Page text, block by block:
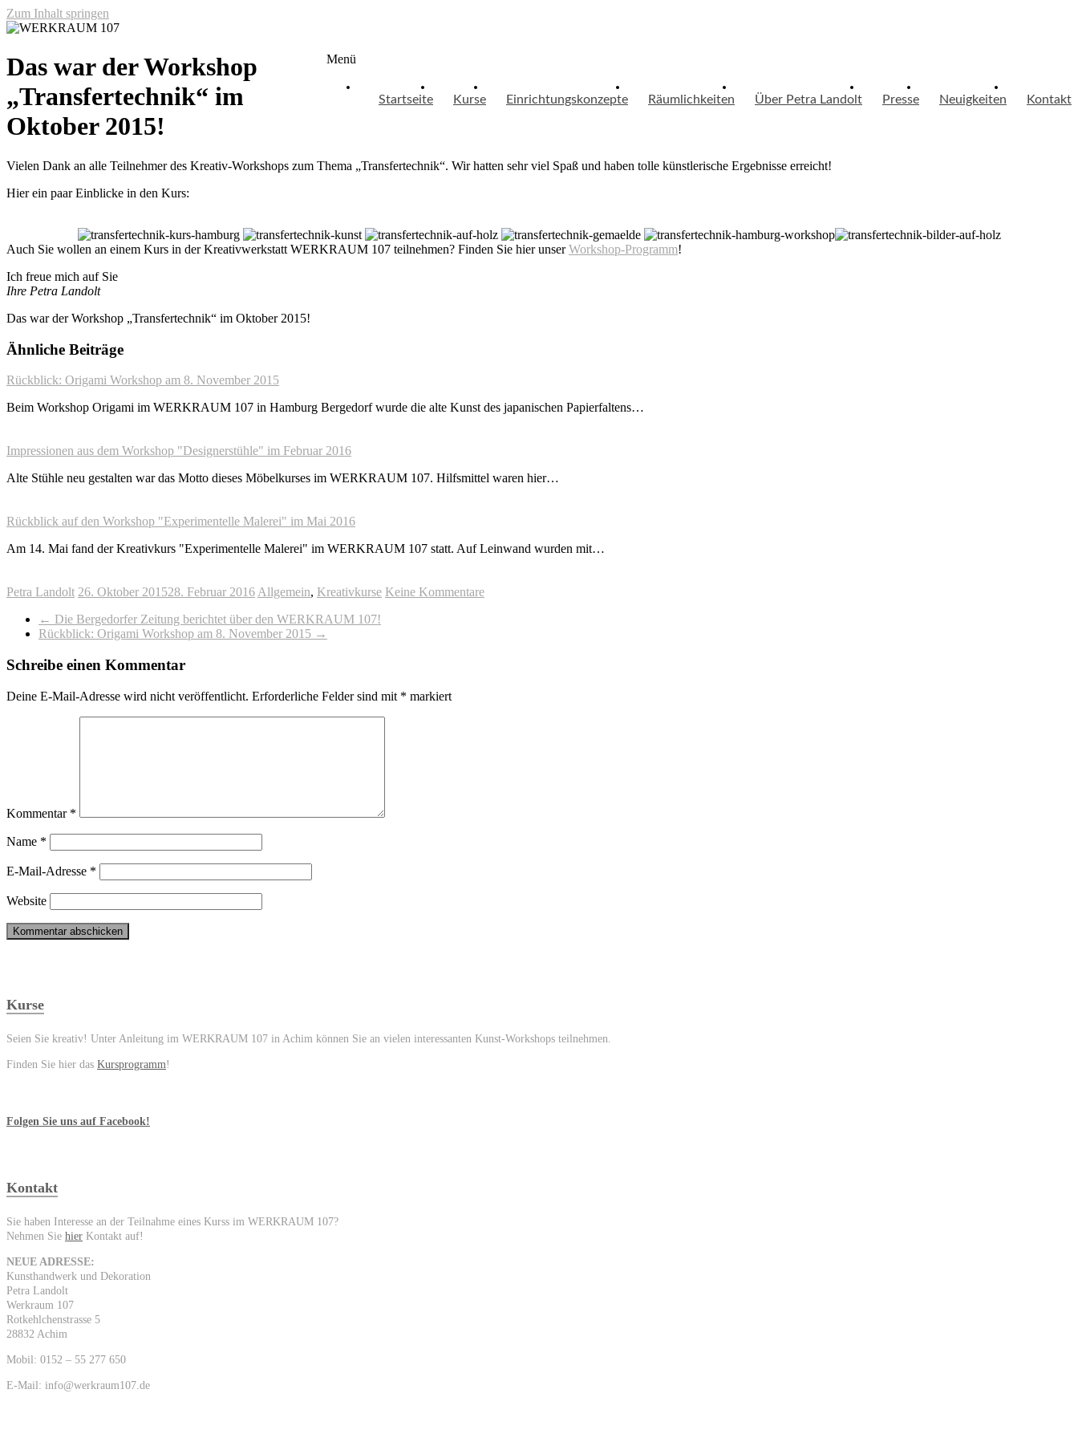
Zum Inhalt springen
WERKRAUM 107 Menü
Startseite Kurse Einrichtungskonzepte Räumlichkeiten Über Petra Landolt Presse Neuigkeiten Kontakt
Das war der Workshop
„Transfertechnik“ im
Oktober 2015!
Vielen Dank an alle Teilnehmer des Kreativ-Workshops zum Thema „Transfertechnik“. Wir hatten sehr viel Spaß und haben tolle künstlerische Ergebnisse erreicht!
Hier ein paar Einblicke in den Kurs:
Auch Sie wollen an einem Kurs in der Kreativwerkstatt WERKRAUM 107 teilnehmen? Finden Sie hier unserWorkshop-Programm!
Ich freue mich auf Sie
Ihre Petra Landolt
Das war der Workshop „Transfertechnik“ im Oktober 2015!
Ähnliche Beiträge
Rückblick: Origami Workshop am 8. November 2015
Beim Workshop Origami im WERKRAUM 107 in Hamburg Bergedorf wurde die alte Kunst des japanischen Papierfaltens…
Impressionen aus dem Workshop "Designerstühle" im Februar 2016
Alte Stühle neu gestalten war das Motto dieses Möbelkurses im WERKRAUM 107. Hilfsmittel waren hier…
Rückblick auf den Workshop "Experimentelle Malerei" im Mai 2016
Am 14. Mai fand der Kreativkurs "Experimentelle Malerei" im WERKRAUM 107 statt. Auf Leinwand wurden mit…
Petra Landolt 26. Oktober 201528. Februar 2016 Allgemein, Kreativkurse Keine Kommentare
← Die Bergedorfer Zeitung berichtet über den WERKRAUM 107!
Rückblick: Origami Workshop am 8. November 2015 →
Schreibe einen Kommentar
Deine E-Mail-Adresse wird nicht veröffentlicht. Erforderliche Felder sind mit * markiert
Kommentar *
Name *
E-Mail-Adresse *
Website
Kurse
Seien Sie kreativ! Unter Anleitung im WERKRAUM 107 in Achim können Sie an vielen interessanten Kunst-Workshops teilnehmen.
Finden Sie hier das Kursprogramm!
Folgen Sie uns auf Facebook!
Kontakt
Sie haben Interesse an der Teilnahme eines Kurss im WERKRAUM 107?
Nehmen Sie hier Kontakt auf!
NEUE ADRESSE:
Kunsthandwerk und Dekoration
Petra Landolt
Werkraum 107
Rotkehlchenstrasse 5
28832 Achim
Mobil: 0152 – 55 277 650
E-Mail: info@werkraum107.de